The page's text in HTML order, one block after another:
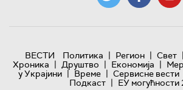
ВЕСТИ Политика | Регион | Свет |
Хроника | Друштво | Економија |
у Украјини | Време | Сервисне вести
Подкаст | ЕУ могућности